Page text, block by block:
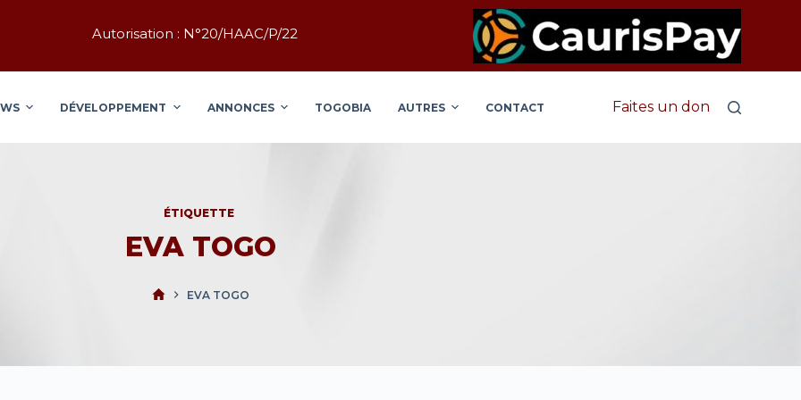
Autorisation : N°20/HAAC/P/22
DÉVELOPPEMENT ANNONCES TOGOBIA AUTRES CONTACT Faites un don
ÉTIQUETTE
EVA TOGO
EVA TOGO